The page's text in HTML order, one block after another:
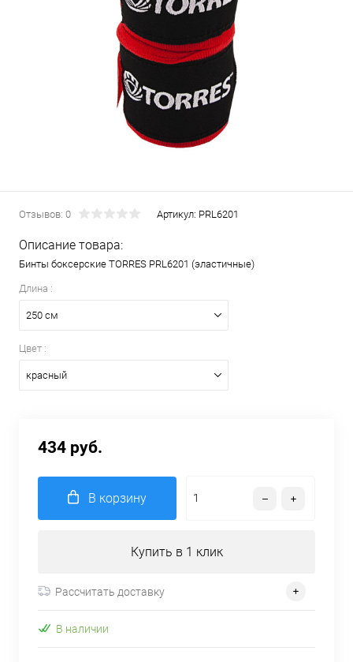
Отзывов: 0 Артикул: PRL6201
Описание товара:
Бинты боксерские TORRES PRL6201 (эластичные)
Длина :
250 см
Цвет :
красный
434 руб.
В корзину
Купить в 1 клик
Рассчитать доставку
В наличии